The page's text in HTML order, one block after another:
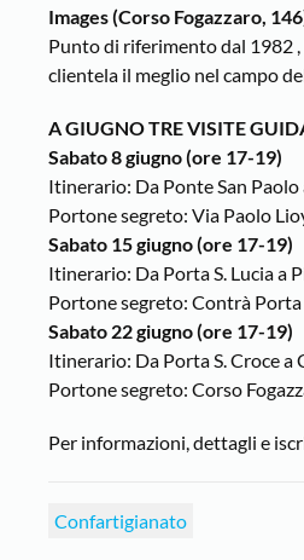
Images (Corso Fogazzaro,
Punto di riferimento dal 1982
clientela il meglio nel campo
A GIUGNO TRE VISITE
Sabato 8 giugno (ore 17-19)
Itinerario: Da Ponte San
Portone segreto: Via Paolo
Sabato 15 giugno (ore 17-19)
Itinerario: Da Porta S. Lucia a
Portone segreto: Contrà Porta
Sabato 22 giugno (ore 17-19)
Itinerario: Da Porta S. Croce a
Portone segreto: Corso
Per informazioni, dettagli e
Confartigianato